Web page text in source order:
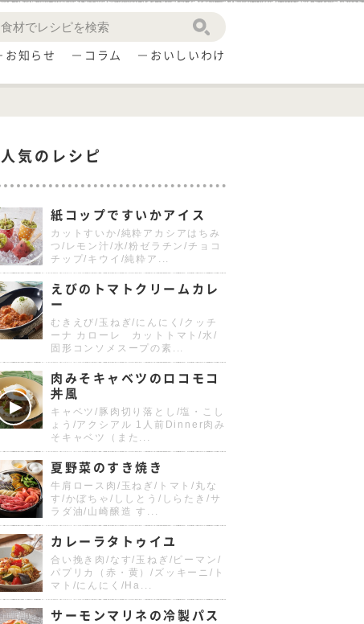
お知らせ コラム おいしいわけ
人気のレシピ
紙コップですいかアイス
カットすいか/純粋アカシアはちみ
つ/レモン汁/水/粉ゼラチン/チョコ
チップ/キウイ/純粋ア...
えびのトマトクリームカレ
ー
むきえび/玉ねぎ/にんにく/クッチ
ーナ カローレ カットトマト/水/
固形コンソメスープの素...
肉みそキャベツのロコモコ
丼風
キャベツ/豚肉切り落とし/塩・こし
ょう/アクシアル 1人前Dinner肉み
そキャベツ（また...
夏野菜のすき焼き
牛肩ロース肉/玉ねぎ/トマト/丸な
す/かぼちゃ/ししとう/しらたき/サ
ラダ油/山崎醸造 す...
カレーラタトゥイユ
合い挽き肉/なす/玉ねぎ/ピーマン/
パプリカ（赤・黄）/ズッキーニ/ト
マト/にんにく/Ha...
サーモンマリネの冷製パス